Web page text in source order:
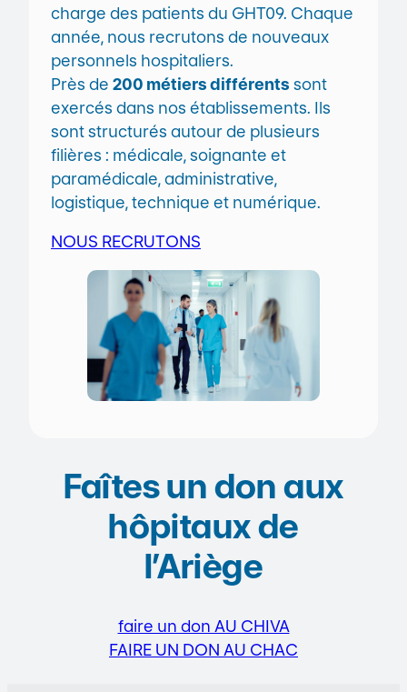
charge des patients du GHT09. Chaque
année, nous recrutons de nouveaux
personnels hospitaliers.
Près de 200 métiers différents sont
exercés dans nos établissements. Ils
sont structurés autour de plusieurs
filières : médicale, soignante et
paramédicale, administrative,
logistique, technique et numérique.
NOUS RECRUTONS
Faîtes un don aux
hôpitaux de
l’Ariège
faire un don AU CHIVA
FAIRE UN DON AU CHAC